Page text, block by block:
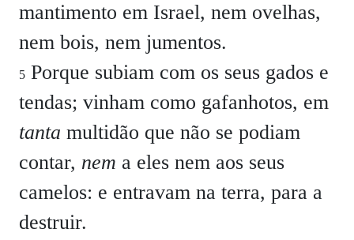
mantimento em Israel, nem ovelhas,
nem bois, nem jumentos.
5 Porque subiam com os seus gados e
tendas; vinham como gafanhotos, em
tanta multidão que não se podiam
contar, nem a eles nem aos seus
camelos: e entravam na terra, para a
destruir.